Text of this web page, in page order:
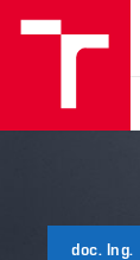
doc. Ing.